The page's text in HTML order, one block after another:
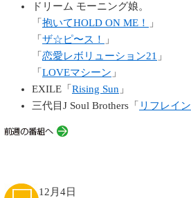
ドリーム モーニング娘。
「 抱いてHOLD ON ME！
」
「 ザ☆ピ〜ス！
」
「 恋愛レボリューション21 」
「 LOVEマシーン 」
EXILE「 Rising Sun 」
三代目J Soul Brothers「 リフレイン
12月4日